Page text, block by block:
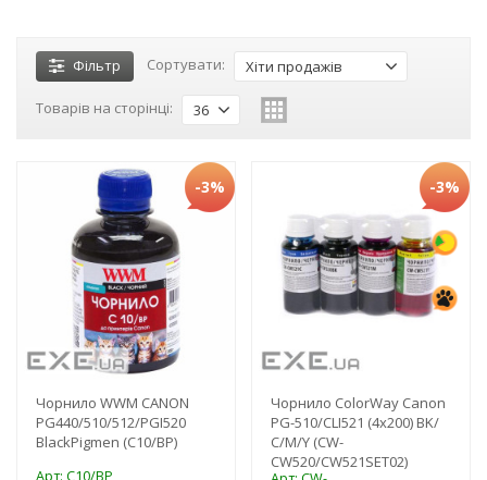
Фільтр Сортувати: Хіти продажів
Товарів на сторінці: 36
-3%
Чорнило WWM CANON
PG440/510/512/PGI520
BlackPigmen (C10/BP)
Арт: C10/BP
-3%
Чорнило ColorWay Canon
PG-510/CLI521 (4х200) BK/
С/M/Y (CW-
CW520/CW521SET02)